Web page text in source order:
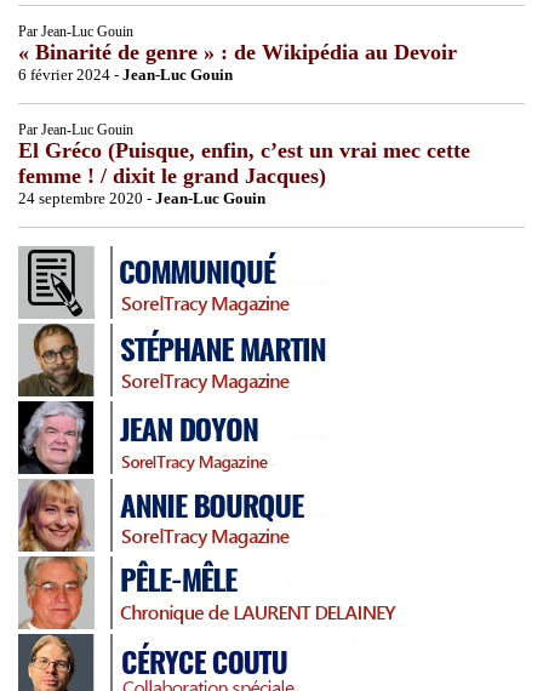
Par Jean-Luc Gouin
« Binarité de genre » : de Wikipédia au Devoir
6 février 2024 - Jean-Luc Gouin
Par Jean-Luc Gouin
El Gréco (Puisque, enfin, c’est un vrai mec cette
femme ! / dixit le grand Jacques)
24 septembre 2020 - Jean-Luc Gouin